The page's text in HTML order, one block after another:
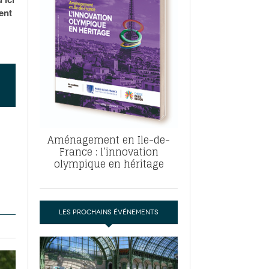
ABF, ZAC : F. Vauglin détaille sa
pour l’urbanisme parisien- 17
de la tech et de la finance
marché de la location de luxe-
Aménagement en Ile-de-
France : l’innovation
olympique en héritage
LES PROCHAINS ÉVÉNEMENTS